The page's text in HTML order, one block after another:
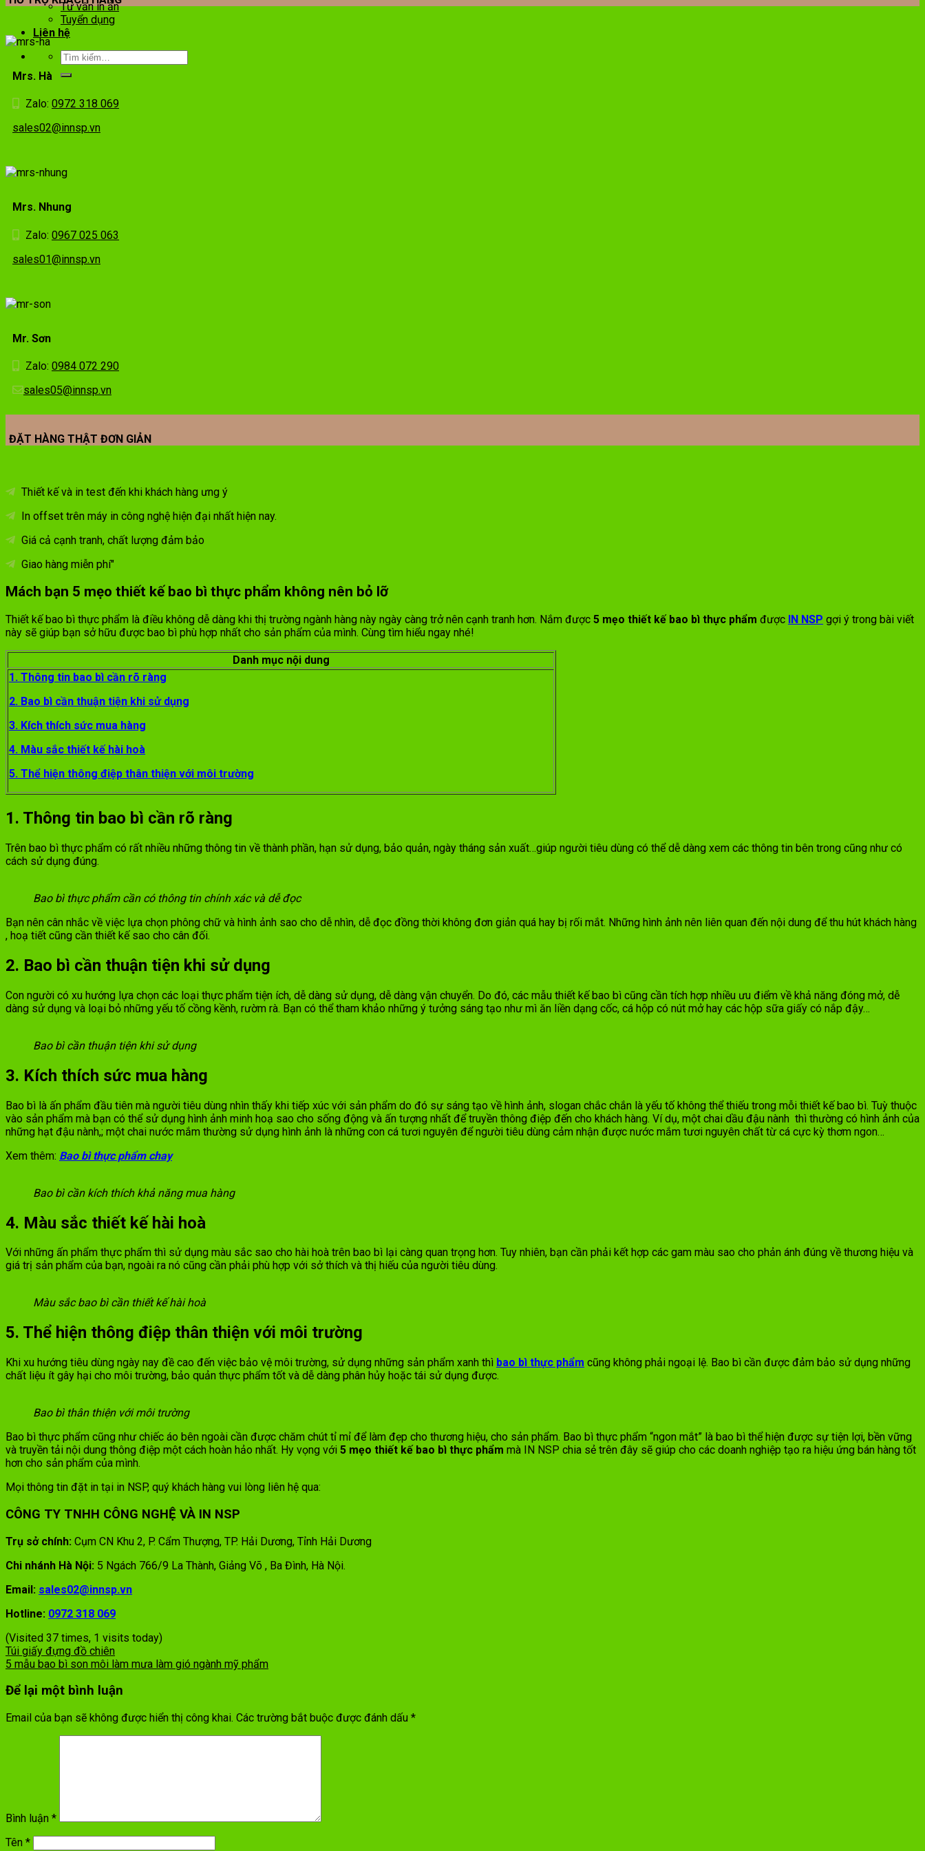
Tư vấn in ấn
Tuyển dụng
Liên hệ
Mrs. Hà
Zalo: 0972 318 069
sales02@innsp.vn
Mrs. Nhung
Zalo: 0967 025 063
sales01@innsp.vn
Mr. Sơn
Zalo: 0984 072 290
sales05@innsp.vn
ĐẶT HÀNG THẬT ĐƠN GIẢN
Thiết kế và in test đến khi khách hàng ưng ý
In offset trên máy in công nghệ hiện đại nhất hiện nay.
Giá cả cạnh tranh, chất lượng đảm bảo
Giao hàng miễn phí"
Mách bạn 5 mẹo thiết kế bao bì thực phẩm không nên bỏ lỡ
Thiết kế bao bì thực phẩm là điều không dễ dàng khi thị trường ngành hàng này ngày càng trở nên cạnh tranh hơn. Nắm được 5 mẹo thiết kế bao bì thực phẩm được IN NSP gợi ý trong bài viết
này sẽ giúp bạn sở hữu được bao bì phù hợp nhất cho sản phẩm của mình. Cùng tìm hiểu ngay nhé!
Danh mục nội dung
1. Thông tin bao bì cần rõ ràng
2. Bao bì cần thuận tiện khi sử dụng
3. Kích thích sức mua hàng
4. Màu sắc thiết kế hài hoà
5. Thể hiện thông điệp thân thiện với môi trường
1. Thông tin bao bì cần rõ ràng
Trên bao bì thực phẩm có rất nhiều những thông tin về thành phần, hạn sử dụng, bảo quản, ngày tháng sản xuất…giúp người tiêu dùng có thể dễ dàng xem các thông tin bên trong cũng như có
cách sử dụng đúng.
Bao bì thực phẩm cần có thông tin chính xác và dễ đọc
Bạn nên cân nhắc về việc lựa chọn phông chữ và hình ảnh sao cho dễ nhìn, dễ đọc đồng thời không đơn giản quá hay bị rối mắt. Những hình ảnh nên liên quan đến nội dung để thu hút khách hàng
, hoạ tiết cũng cần thiết kế sao cho cân đối.
2. Bao bì cần thuận tiện khi sử dụng
Con người có xu hướng lựa chọn các loại thực phẩm tiện ích, dễ dàng sử dụng, dễ dàng vận chuyển. Do đó, các mẫu thiết kế bao bì cũng cần tích hợp nhiều ưu điểm về khả năng đóng mở, dễ
dàng sử dụng và loại bỏ những yếu tố cồng kềnh, rườm rà. Bạn có thể tham khảo những ý tưởng sáng tạo như mì ăn liền dạng cốc, cá hộp có nút mở hay các hộp sữa giấy có nắp đậy…
Bao bì cần thuận tiện khi sử dụng
3. Kích thích sức mua hàng
Bao bì là ấn phẩm đầu tiên mà người tiêu dùng nhìn thấy khi tiếp xúc với sản phẩm do đó sự sáng tạo về hình ảnh, slogan chắc chắn là yếu tố không thể thiếu trong mỗi thiết kế bao bì. Tuỳ thuộc
vào sản phẩm mà bạn có thể sử dụng hình ảnh minh hoạ sao cho sống động và ấn tượng nhất để truyền thông điệp đến cho khách hàng. Ví dụ, một chai dầu đậu nành thì thường có hình ảnh của
những hạt đậu nành,; một chai nước mắm thường sử dụng hình ảnh là những con cá tươi nguyên để người tiêu dùng cảm nhận được nước mắm tươi nguyên chất từ cá cực kỳ thơm ngon…
Xem thêm: Bao bì thực phẩm chay
Bao bì cần kích thích khả năng mua hàng
4. Màu sắc thiết kế hài hoà
Với những ấn phẩm thực phẩm thì sử dụng màu sắc sao cho hài hoà trên bao bì lại càng quan trọng hơn. Tuy nhiên, bạn cần phải kết hợp các gam màu sao cho phản ánh đúng về thương hiệu và
giá trị sản phẩm của bạn, ngoài ra nó cũng cần phải phù hợp với sở thích và thị hiếu của người tiêu dùng.
Màu sắc bao bì cần thiết kế hài hoà
5. Thể hiện thông điệp thân thiện với môi trường
Khi xu hướng tiêu dùng ngày nay đề cao đến việc bảo vệ môi trường, sử dụng những sản phẩm xanh thì bao bì thực phẩm cũng không phải ngoại lệ. Bao bì cần được đảm bảo sử dụng những
chất liệu ít gây hại cho môi trường, bảo quản thực phẩm tốt và dễ dàng phân hủy hoặc tái sử dụng được.
Bao bì thân thiện với môi trường
Bao bì thực phẩm cũng như chiếc áo bên ngoài cần được chăm chút tỉ mỉ để làm đẹp cho thương hiệu, cho sản phẩm. Bao bì thực phẩm “ngon mắt” là bao bì thể hiện được sự tiện lợi, bền vững
và truyền tải nội dung thông điệp một cách hoàn hảo nhất. Hy vọng với 5 mẹo thiết kế bao bì thực phẩm mà IN NSP chia sẻ trên đây sẽ giúp cho các doanh nghiệp tạo ra hiệu ứng bán hàng tốt
hơn cho sản phẩm của mình.
Mọi thông tin đặt in tại in NSP, quý khách hàng vui lòng liên hệ qua:
CÔNG TY TNHH CÔNG NGHỆ VÀ IN NSP
Trụ sở chính: Cụm CN Khu 2, P. Cẩm Thượng, TP. Hải Dương, Tỉnh Hải Dương
Chi nhánh Hà Nội: 5 Ngách 766/9 La Thành, Giảng Võ , Ba Đình, Hà Nội.
Email: sales02@innsp.vn
Hotline: 0972 318 069
(Visited 37 times, 1 visits today)
Túi giấy đựng đồ chiên
5 mẫu bao bì son môi làm mưa làm gió ngành mỹ phẩm
Để lại một bình luận
Email của bạn sẽ không được hiển thị công khai. Các trường bắt buộc được đánh dấu *
Bình luận *
Tên *